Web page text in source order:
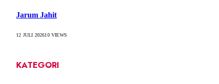
Jarum Jahit
12 JULI 202610VIEWS
KATEGORI